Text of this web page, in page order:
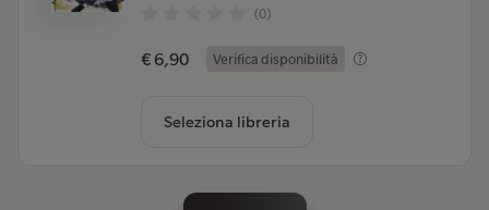
(0)
€ 6,90 Verifica disponibilità
Seleziona libreria